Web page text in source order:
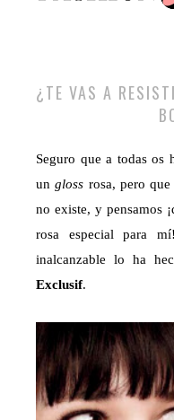
¿TE VAS A
Seguro que a todas os
ungloss rosa, pero
no existe, y pensamos
rosa especial para
inalcanzable lo ha
Exclusif.